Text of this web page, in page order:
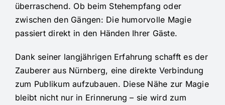
überraschend. Ob beim Stehempfang oder
zwischen den Gängen: Die humorvolle Magie
passiert direkt in den Händen Ihrer Gäste.
Dank seiner langjährigen Erfahrung schafft es der
Zauberer aus Nürnberg, eine direkte Verbindung
zum Publikum aufzubauen. Diese Nähe zur Magie
bleibt nicht nur in Erinnerung – sie wird zum